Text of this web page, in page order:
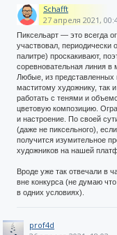
Schafft
27 апреля 2021,
Пиксельарт — это всегда
участвовал, периодически
палитре) проскакивают,
соревновательная линия
Любые, из
маститому художнику, так
работать с тенями и
цветовую композицию.
и настроение. По своей
(даже не пиксельного),
получится изумительное
художников на нашей
Вроде уже так отвечали в
вне конкурса (не думаю что
в одних условиях).
prof4d